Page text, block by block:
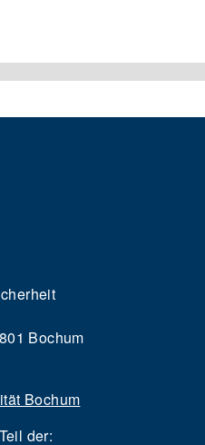
Bochum
Bochum
der: